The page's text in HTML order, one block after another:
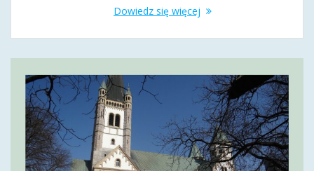
Dowiedz się więcej